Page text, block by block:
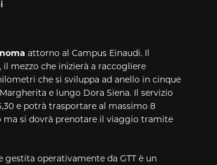
attorno al Campus Einaudi. Il
, il mezzo che inizierà a raccogliere
che si sviluppa ad anello in cinque
e lungo Dora Siena. Il servizio
e potrà trasportare al massimo 8
ma si dovrà prenotare il viaggio tramite
gestita operativamente da GTT è un